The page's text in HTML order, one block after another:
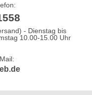
- Dienstag bis
10.00-15.00 Uhr